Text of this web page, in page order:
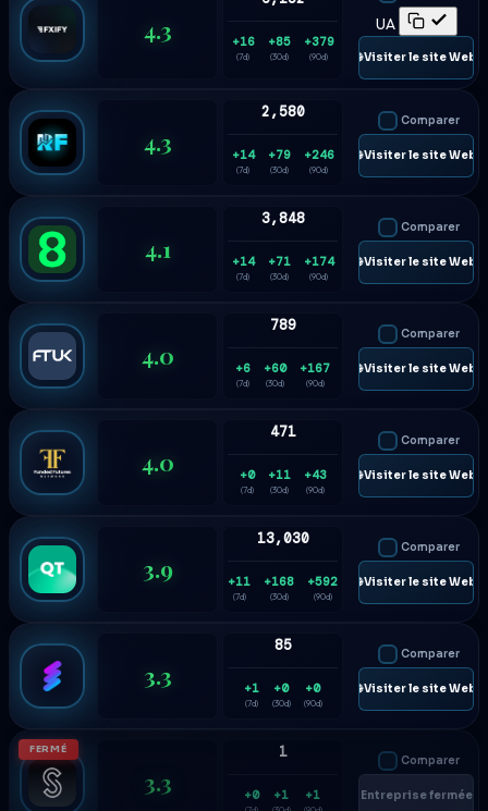
4.3 +16
(7d)
+85
(30d)
+379
(90d)
UA
🌐 Visiter le site Web
4.3
2,580
+14
(7d)
+79
(30d)
+246
(90d)
Comparer
🌐 Visiter le site Web
4.1
3,848
+14
(7d)
+71
(30d)
+174
(90d)
Comparer
🌐 Visiter le site Web
4.0
789
+6
(7d)
+60
(30d)
+167
(90d)
Comparer
🌐 Visiter le site Web
4.0
471
+0
(7d)
+11
(30d)
+43
(90d)
Comparer
🌐 Visiter le site Web
3.9
13,030
+11
(7d)
+168
(30d)
+592
(90d)
Comparer
🌐 Visiter le site Web
3.3
85
+1
(7d)
+0
(30d)
+0
(90d)
Comparer
🌐 Visiter le site Web
FERMÉ
3.3
1
+0 +1 +1
Comparer
Entreprise fermée